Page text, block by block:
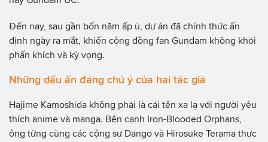
Đến nay, sau gần bốn năm ấp ủ, dự án đã chính thức ấn
định ngày ra mắt, khiến cộng đồng fan Gundam không khỏi
phấn khích và kỳ vọng.
Những dấu ấn đáng chú ý của hai tác giả
Hajime Kamoshida không phải là cái tên xa lạ với người yêu
thích anime và manga. Bên cạnh Iron-Blooded Orphans,
ông từng cùng các cộng sự Dango và Hirosuke Terama thực